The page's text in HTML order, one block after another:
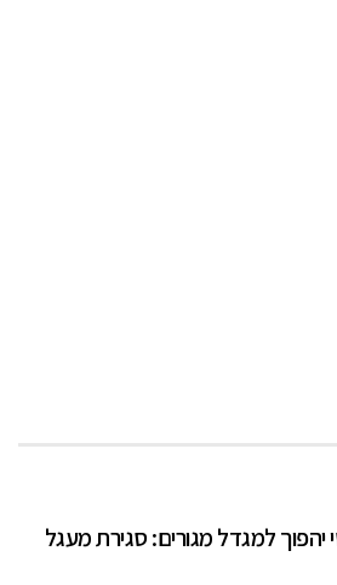
יהפוך למגדל מגורים: סגירת מעגל